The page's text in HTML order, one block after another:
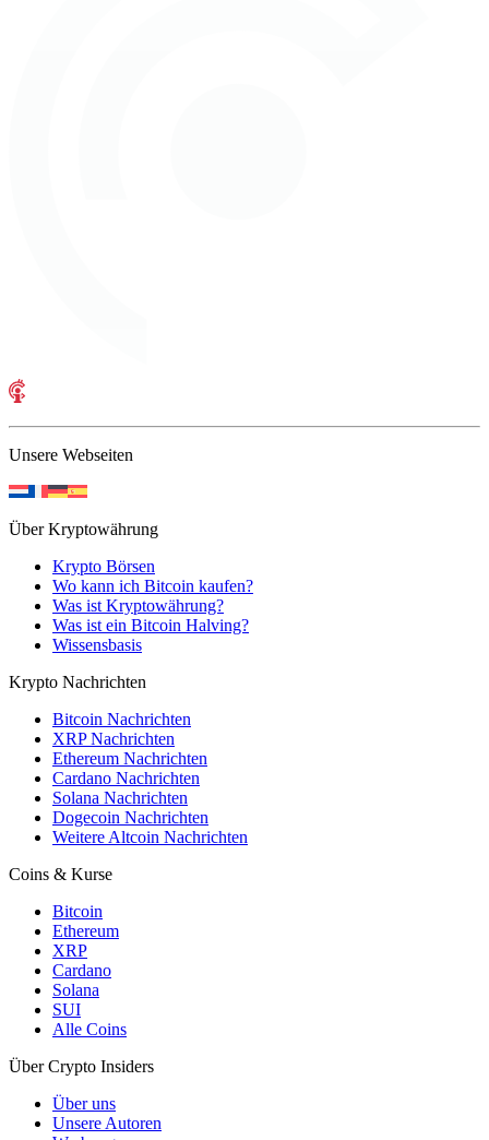
Unsere Webseiten
Über Kryptowährung
Krypto Börsen
Wo kann ich Bitcoin kaufen?
Was ist Kryptowährung?
Was ist ein Bitcoin Halving?
Wissensbasis
Krypto Nachrichten
Bitcoin Nachrichten
XRP Nachrichten
Ethereum Nachrichten
Cardano Nachrichten
Solana Nachrichten
Dogecoin Nachrichten
Weitere Altcoin Nachrichten
Coins & Kurse
Bitcoin
Ethereum
XRP
Cardano
Solana
SUI
Alle Coins
Über Crypto Insiders
Über uns
Unsere Autoren